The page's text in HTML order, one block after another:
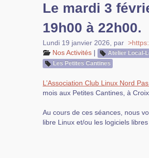
Le mardi 3
19h00 à 22h00.
Lundi 19 janvier 2026 par
Nos Activités | Atelier Local-
Les Petites Cantines
L’Association Club Linux Nord
mois aux Petites Cantines, à Croix.
Au cours de ces séances, nous
libre Linux et/ou les logiciels